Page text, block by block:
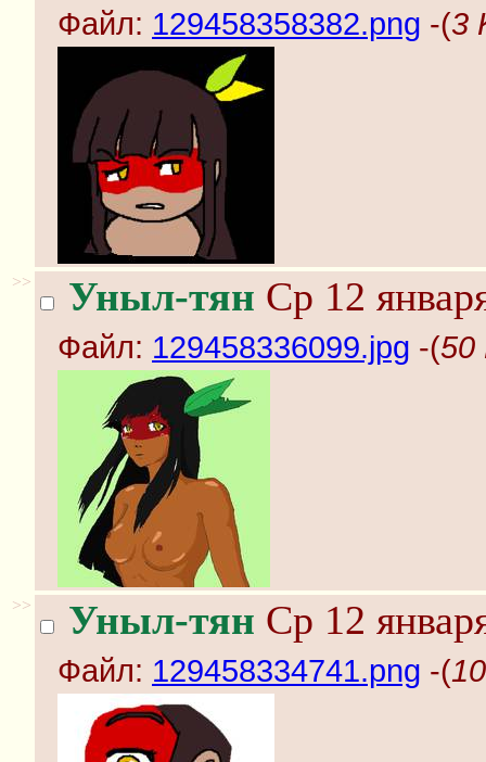
Файл: 129458358382.png -(3
>> Уныл-тян Ср 12
Файл: 129458336099.jpg -(50
>> Уныл-тян Ср 12
Файл: 129458334741.png -(